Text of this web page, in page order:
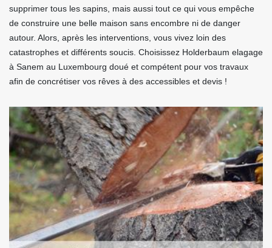
supprimer tous les sapins, mais aussi tout ce qui vous empêche
de construire une belle maison sans encombre ni de danger
autour. Alors, après les interventions, vous vivez loin des
catastrophes et différents soucis. Choisissez Holderbaum elagage
à Sanem au Luxembourg doué et compétent pour vos travaux
afin de concrétiser vos rêves à des accessibles et devis !